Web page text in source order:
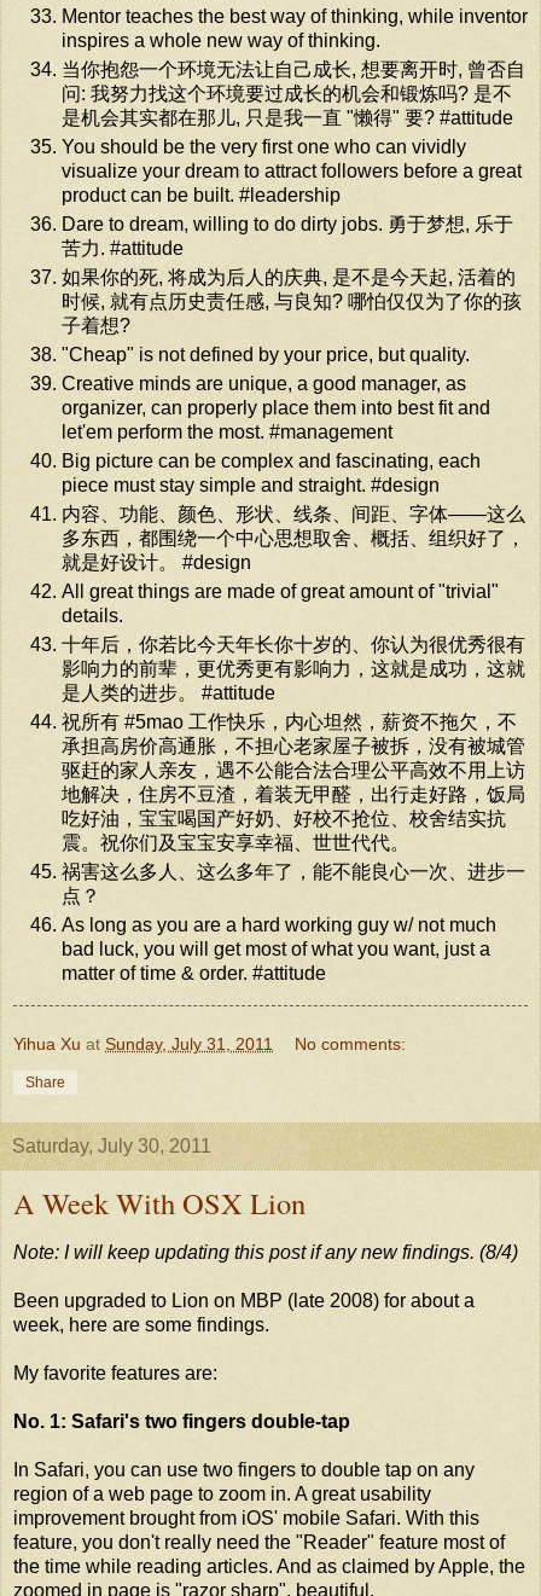
Mentor teaches the best way of thinking, while inventor
inspires a whole new way of thinking.
当你抱怨一个环境无法让自己成长, 想要离开时, 曾否自
问: 我努力找这个环境要过成长的机会和锻炼吗? 是不
是机会其实都在那儿, 只是我一直 "懒得" 要? #attitude
You should be the very first one who can vividly
visualize your dream to attract followers before a great
product can be built. #leadership
Dare to dream, willing to do dirty jobs. 勇于梦想, 乐于
苦力. #attitude
如果你的死, 将成为后人的庆典, 是不是今天起, 活着的
时候, 就有点历史责任感, 与良知? 哪怕仅仅为了你的孩
子着想?
"Cheap" is not defined by your price, but quality.
Creative minds are unique, a good manager, as
organizer, can properly place them into best fit and
let'em perform the most. #management
Big picture can be complex and fascinating, each
piece must stay simple and straight. #design
内容、功能、颜色、形状、线条、间距、字体——这么
多东西，都围绕一个中心思想取舍、概括、组织好了，
就是好设计。 #design
All great things are made of great amount of "trivial"
details.
十年后，你若比今天年长你十岁的、你认为很优秀很有
影响力的前辈，更优秀更有影响力，这就是成功，这就
是人类的进步。 #attitude
祝所有 #5mao 工作快乐，内心坦然，薪资不拖欠，不
承担高房价高通胀，不担心老家屋子被拆，没有被城管
驱赶的家人亲友，遇不公能合法合理公平高效不用上访
地解决，住房不豆渣，着装无甲醛，出行走好路，饭局
吃好油，宝宝喝国产好奶、好校不抢位、校舍结实抗
震。祝你们及宝宝安享幸福、世世代代。
祸害这么多人、这么多年了，能不能良心一次、进步一
点？
As long as you are a hard working guy w/ not much
bad luck, you will get most of what you want, just a
matter of time & order. #attitude
Yihua Xu at Sunday, July 31, 2011 No comments:
Share
Saturday, July 30, 2011
A Week With OSX Lion
Note: I will keep updating this post if any new findings. (8/4)
Been upgraded to Lion on MBP (late 2008) for about a
week, here are some findings.
My favorite features are:
No. 1: Safari's two fingers double-tap
In Safari, you can use two fingers to double tap on any
region of a web page to zoom in. A great usability
improvement brought from iOS' mobile Safari. With this
feature, you don't really need the "Reader" feature most of
the time while reading articles. And as claimed by Apple, the
zoomed in page is "razor sharp", beautiful.